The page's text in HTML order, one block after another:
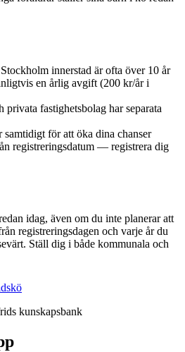
innerstad är ofta över 10 år
en årlig avgift (200 kr/år i
privata fastighetsbolag har separata
för att öka dina chanser
registreringsdatum — registrera dig
idag, även om du inte planerar att
registreringsdagen och varje år du
Ställ dig i både kommunala och
kunskapsbank